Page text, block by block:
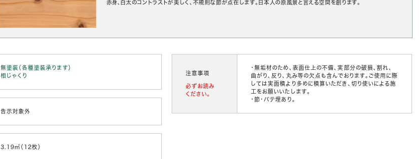
赤身、白太のコントラストが美しく、不規則な節が点在します。日本人の原風景と言える空間を創ります。
無塗装（各種塗装承ります）
相じゃくり
告示対象外
3.19㎡（12枚）
注意事項
必ずお読み
ください。
・無垢材のため、表面仕上の不備、実部分の破損、割れ、
曲がり、反り、丸み等の欠点も含んでおります。ご使用に際
しては実面積より多めに積算いただき、切り使いによる施
工をお願いいたします。
・節・パテ埋あり。